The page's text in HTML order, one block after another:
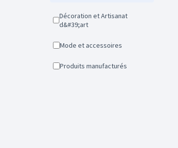
Décoration et Artisanat
d&#39;art
Mode et accessoires
Produits manufacturés